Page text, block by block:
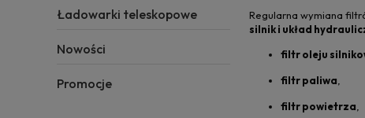
Ładowarki teleskopowe
Nowości
Promocje
Regularna wymiana
silnik i układ
filtr oleju
filtr paliwa,
filtr powietrza,